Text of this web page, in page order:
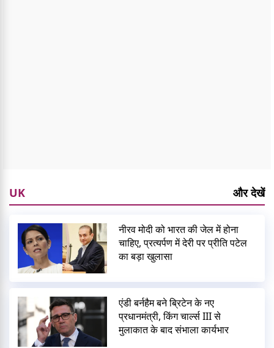
UK और देखें
नीरव मोदी को भारत की जेल में होना
चाहिए, प्रत्यर्पण में देरी पर प्रीति पटेल
का बड़ा खुलासा
एंडी बर्नहैम बने ब्रिटेन के नए
प्रधानमंत्री, किंग चार्ल्स III से
मुलाकात के बाद संभाला कार्यभार